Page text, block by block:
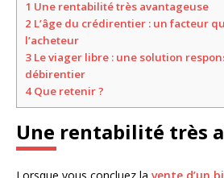
1 Une rentabilité très avantageuse
2 L’âge du crédirentier : un facteur
l’acheteur
3 Le viager libre : une solution
débirentier
4 Que retenir ?
Une rentabilité très
Lorsque vous concluez la vente d’un